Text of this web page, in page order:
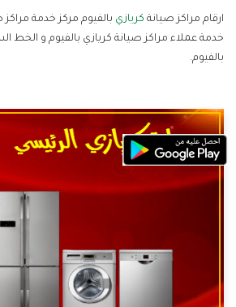
ارقام مراكز صيانة كريازي بالفيوم مركز خدمة مراكز
خدمة عملاء مراكز صيانة كريازي بالفيوم و الخط
بالفيوم.